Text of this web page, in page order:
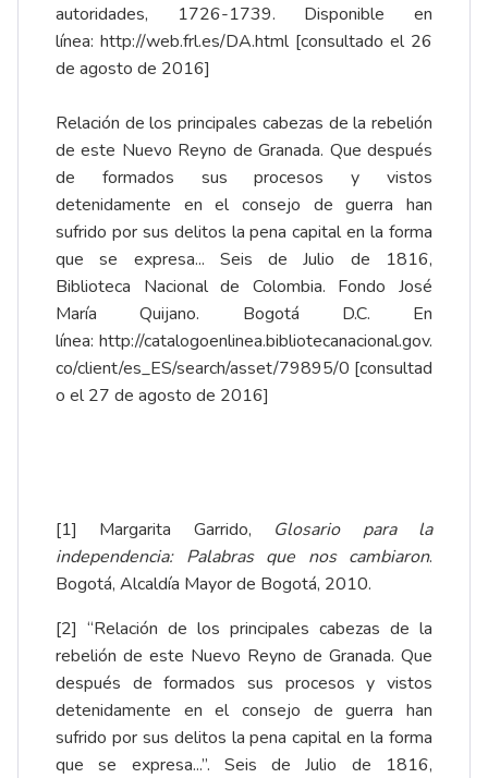
autoridades, 1726-1739. Disponible en
línea: http://web.frl.es/DA.html[consultado el 26
de agosto de 2016]
Relación de los principales cabezas de la rebelión
de este Nuevo Reyno de Granada. Que después
de formados sus procesos y vistos
detenidamente en el consejo de guerra han
sufrido por sus delitos la pena capital en la forma
que se expresa... Seis de Julio de 1816,
Biblioteca Nacional de Colombia. Fondo José
María Quijano. Bogotá D.C. En
línea: http://catalogoenlinea.bibliotecanacional.gov.
co/client/es_ES/search/asset/79895/0 [consultad
o el 27 de agosto de 2016]
[1] Margarita Garrido, Glosario para la
independencia: Palabras que nos cambiaron.
Bogotá, Alcaldía Mayor de Bogotá, 2010.
[2] “Relación de los principales cabezas de la
rebelión de este Nuevo Reyno de Granada. Que
después de formados sus procesos y vistos
detenidamente en el consejo de guerra han
sufrido por sus delitos la pena capital en la forma
que se expresa...”. Seis de Julio de 1816,